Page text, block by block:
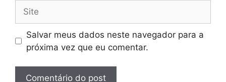
Salvar meus dados neste navegador para a
próxima vez que eu comentar.